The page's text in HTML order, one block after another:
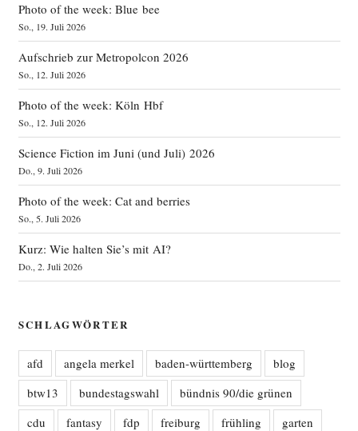
Photo of the week: Blue bee
So., 19. Juli 2026
Aufschrieb zur Metropolcon 2026
So., 12. Juli 2026
Photo of the week: Köln Hbf
So., 12. Juli 2026
Science Fiction im Juni (und Juli) 2026
Do., 9. Juli 2026
Photo of the week: Cat and berries
So., 5. Juli 2026
Kurz: Wie halten Sie’s mit AI?
Do., 2. Juli 2026
SCHLAGWÖRTER
afd angela merkel baden-württemberg
blog
btw13
bundestagswahl
bündnis 90/die grünen
cdu
fantasy fdp freiburg frühling
garten